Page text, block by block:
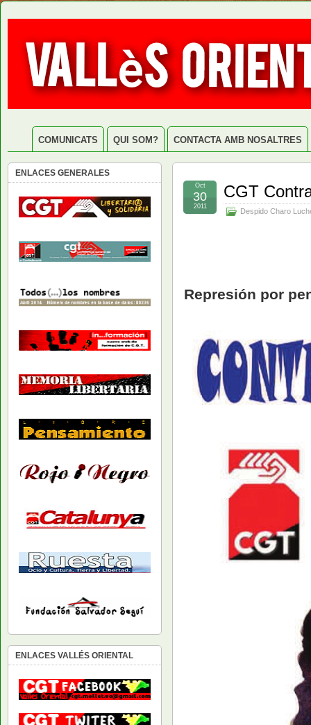
COMUNICATS QUI SOM? CONTACTA AMB NOSALTRES
CGT
Despido Charo
Oct
30
2011
Represión por
ENLACES GENERALES
ENLACES VALLÉS ORIENTAL